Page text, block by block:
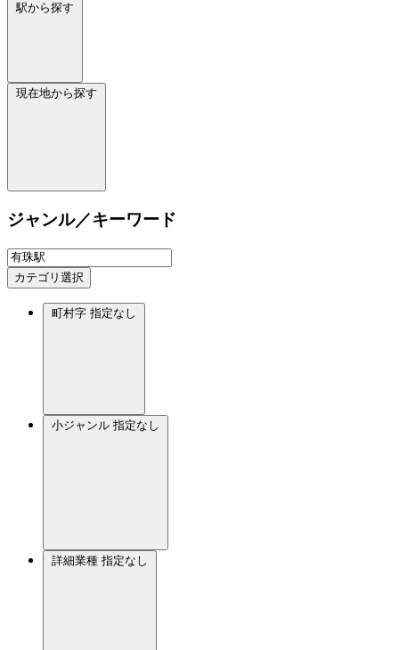
駅から探す
現在地から探す
ジャンル／キーワード
カテゴリ選択
町村字 指定なし
小ジャンル 指定なし
詳細業種 指定なし